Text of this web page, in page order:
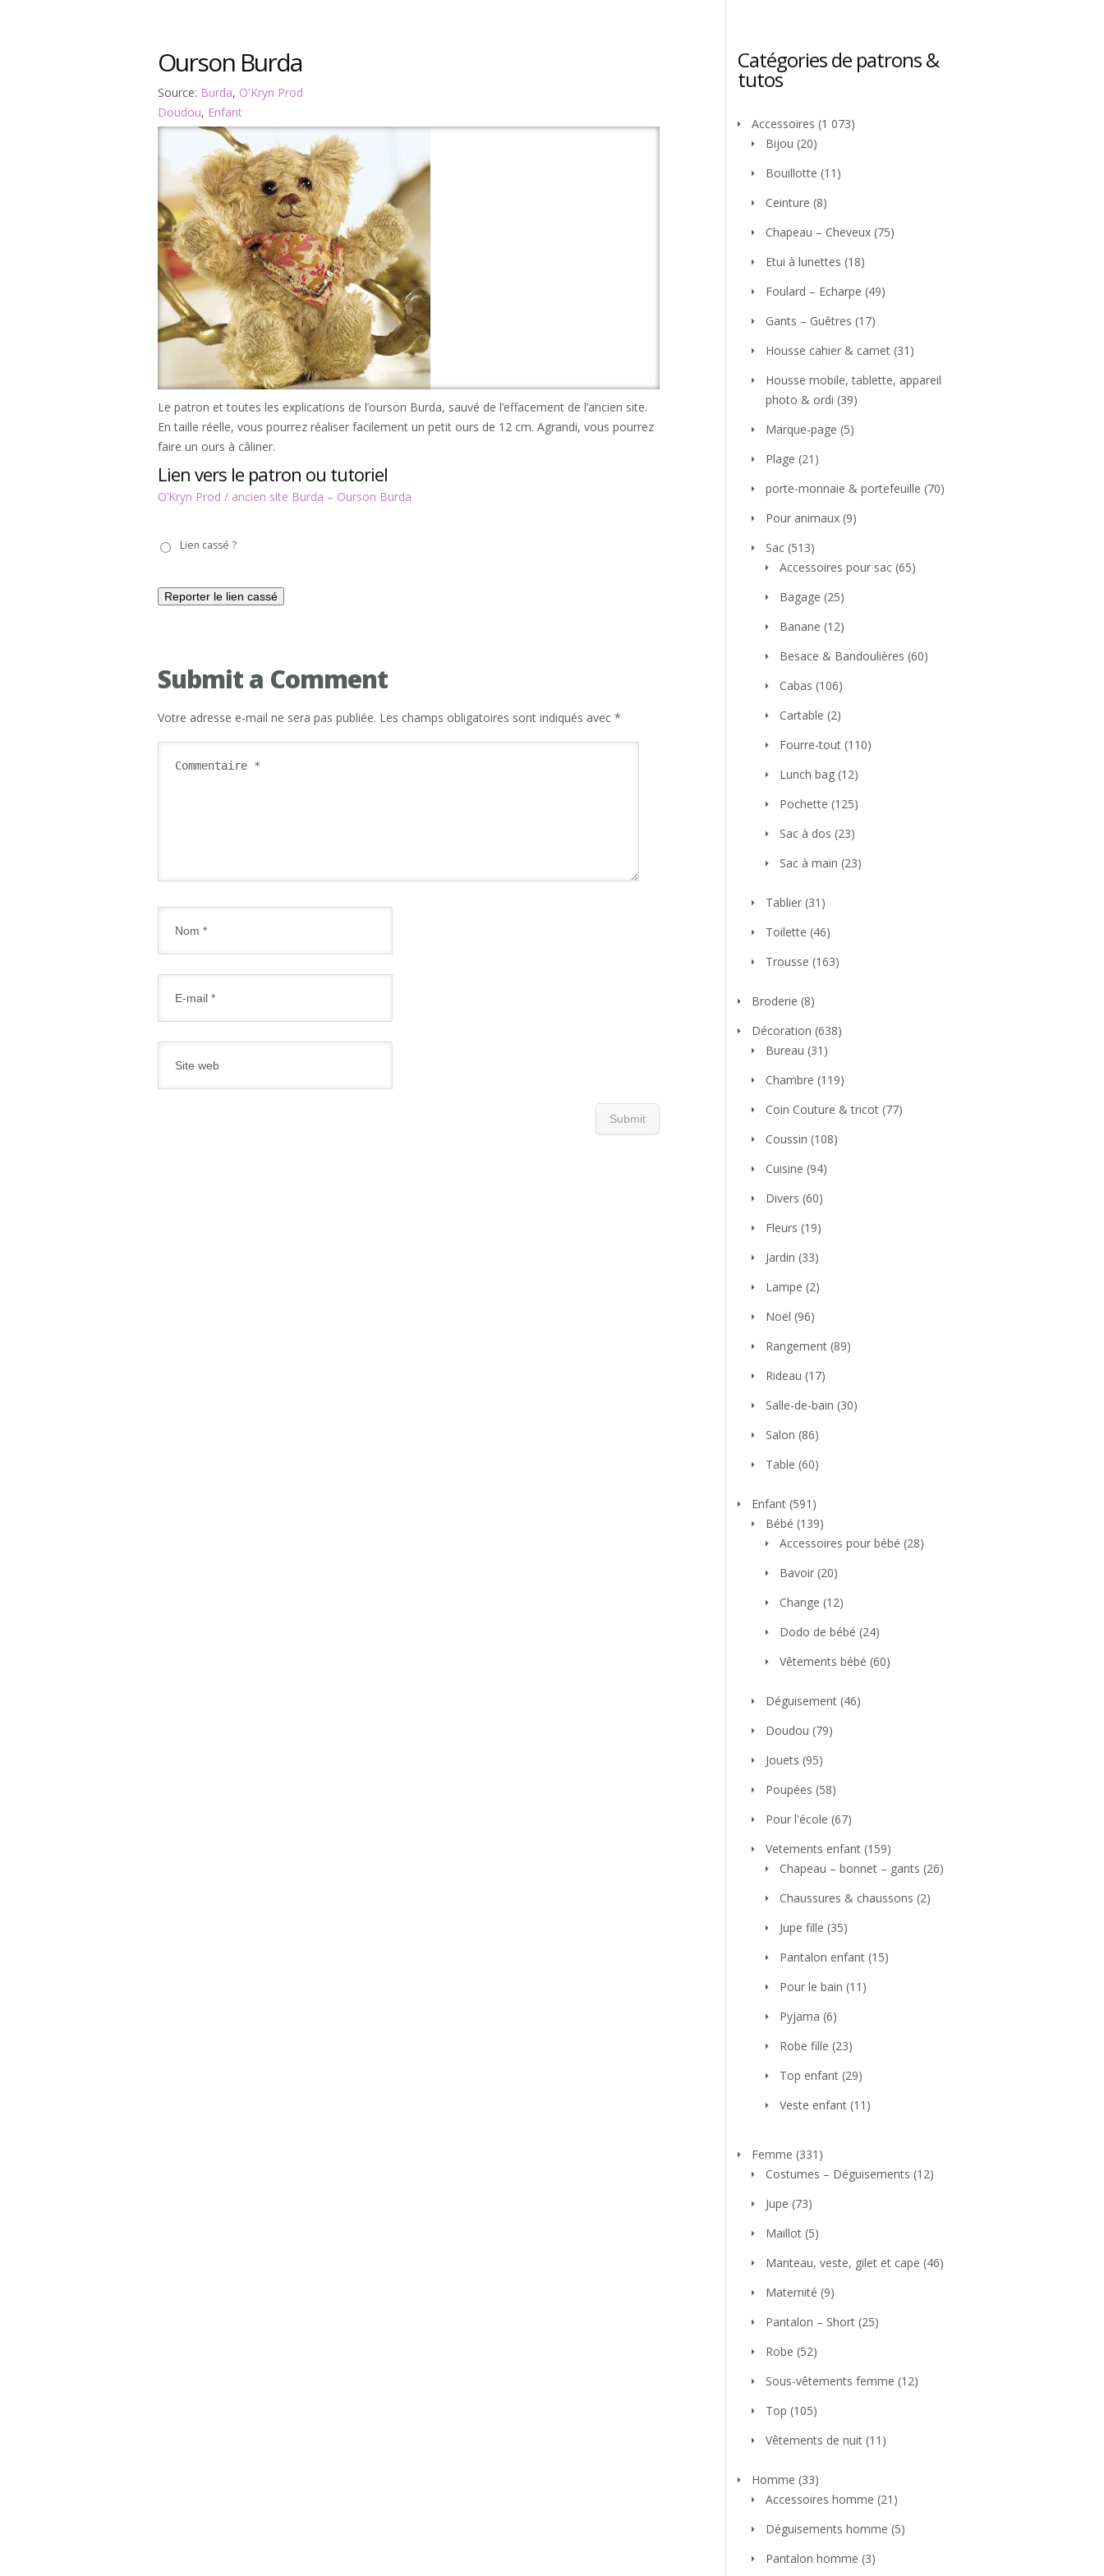
Ourson Burda
Source: Burda, O'Kryn Prod
Doudou, Enfant
Le patron et toutes les explications de l’ourson Burda, sauvé de l’effacement de l’ancien site.
En taille réelle, vous pourrez réaliser facilement un petit ours de 12 cm. Agrandi, vous pourrez
faire un ours à câliner.
Lien vers le patron ou tutoriel
O’Kryn Prod / ancien site Burda – Ourson Burda
casséLien cassé ?
Submit a Comment
Votre adresse e-mail ne sera pas publiée. Les champs obligatoires sont indiqués avec *
Catégories de patrons &
tutos
Accessoires (1 073)
Bijou (20)
Bouillotte (11)
Ceinture (8)
Chapeau – Cheveux (75)
Etui à lunettes (18)
Foulard – Echarpe (49)
Gants – Guêtres (17)
Housse cahier & carnet (31)
Housse mobile, tablette, appareil
photo & ordi (39)
Marque-page (5)
Plage (21)
porte-monnaie & portefeuille (70)
Pour animaux (9)
Sac (513)
Accessoires pour sac (65)
Bagage (25)
Banane (12)
Besace & Bandoulières (60)
Cabas (106)
Cartable (2)
Fourre-tout (110)
Lunch bag (12)
Pochette (125)
Sac à dos (23)
Sac à main (23)
Tablier (31)
Toilette (46)
Trousse (163)
Broderie (8)
Décoration (638)
Bureau (31)
Chambre (119)
Coin Couture & tricot (77)
Coussin (108)
Cuisine (94)
Divers (60)
Fleurs (19)
Jardin (33)
Lampe (2)
Noël (96)
Rangement (89)
Rideau (17)
Salle-de-bain (30)
Salon (86)
Table (60)
Enfant (591)
Bébé (139)
Accessoires pour bébé (28)
Bavoir (20)
Change (12)
Dodo de bébé (24)
Vêtements bébé (60)
Déguisement (46)
Doudou (79)
Jouets (95)
Poupées (58)
Pour l'école (67)
Vetements enfant (159)
Chapeau – bonnet – gants (26)
Chaussures & chaussons (2)
Jupe fille (35)
Pantalon enfant (15)
Pour le bain (11)
Pyjama (6)
Robe fille (23)
Top enfant (29)
Veste enfant (11)
Femme (331)
Costumes – Déguisements (12)
Jupe (73)
Maillot (5)
Manteau, veste, gilet et cape (46)
Maternité (9)
Pantalon – Short (25)
Robe (52)
Sous-vêtements femme (12)
Top (105)
Vêtements de nuit (11)
Homme (33)
Accessoires homme (21)
Déguisements homme (5)
Pantalon homme (3)